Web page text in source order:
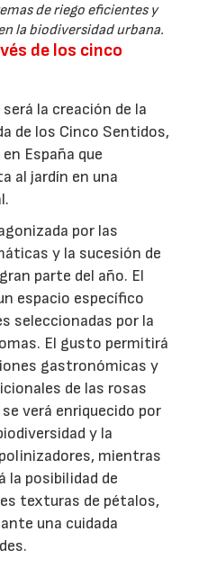
de riego eficientes y
la biodiversidad urbana.
de los cinco
la creación de la
de los Cinco Sentidos,
España que
al jardín en una
por las
y la sucesión de
parte del año. El
espacio específico
seleccionadas por la
El gusto permitirá
gastronómicas y
de las rosas
verá enriquecido por
y la
mientras
la posibilidad de
texturas de pétalos,
una cuidada